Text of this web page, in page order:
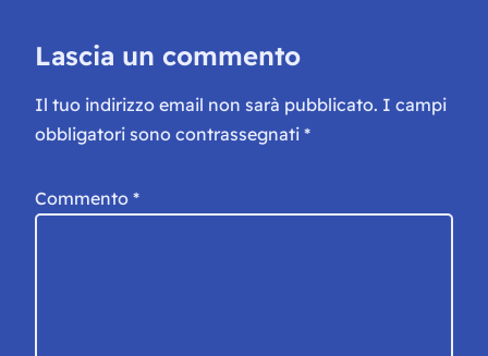
Lascia un commento
Il tuo indirizzo email non sarà pubblicato. I campi
obbligatori sono contrassegnati *
Commento *